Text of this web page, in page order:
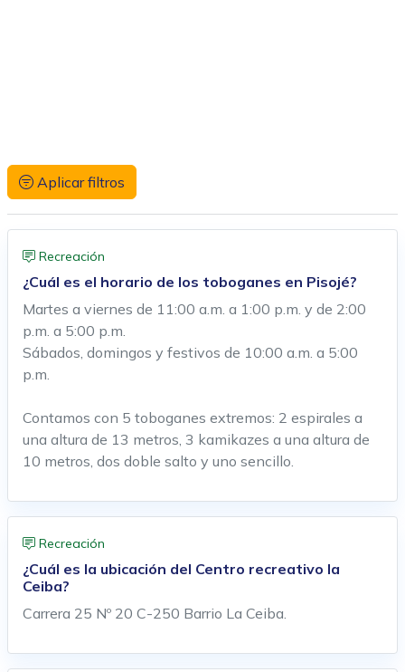
Aplicar filtros
Recreación
¿Cuál es el horario de los toboganes en Pisojé?
Martes a viernes de 11:00 a.m. a 1:00 p.m. y de 2:00
p.m. a 5:00 p.m.
Sábados, domingos y festivos de 10:00 a.m. a 5:00
p.m.
Contamos con 5 toboganes extremos: 2 espirales a
una altura de 13 metros, 3 kamikazes a una altura de
10 metros, dos doble salto y uno sencillo.
Recreación
¿Cuál es la ubicación del Centro recreativo la
Ceiba?
Carrera 25 Nº 20 C-250 Barrio La Ceiba.